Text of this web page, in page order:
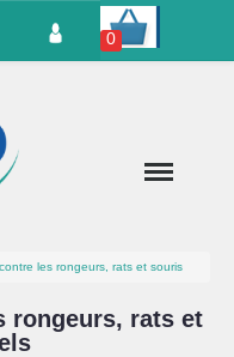
0
les rongeurs, rats et souris
rongeurs, rats et